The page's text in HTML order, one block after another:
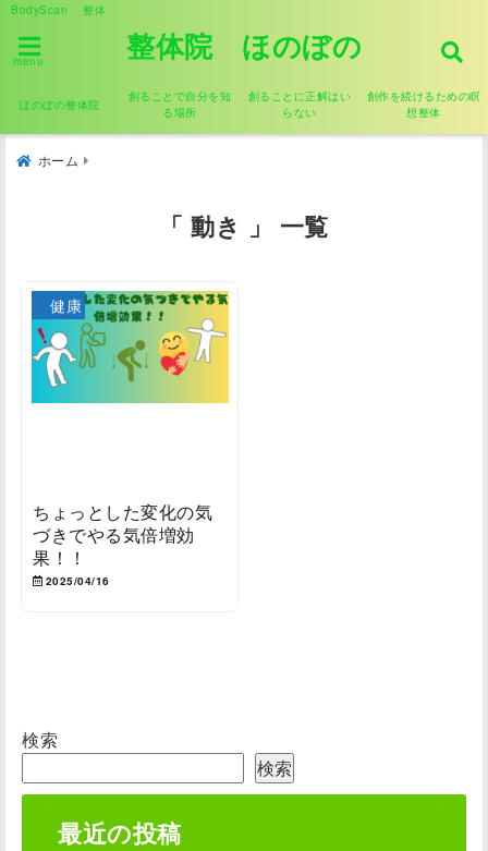
BodyScan 整体
menu 整体院 ほのぼの
ほのぼの整体院
創ることで自分を知
る場所
創ることに正解はい
らない
創作を続けるための瞑
想整体
ホーム
「 動き 」 一覧
健康
ちょっとした変化の気
づきでやる気倍増効
果！！
2025/04/16
検索
検索
最近の投稿